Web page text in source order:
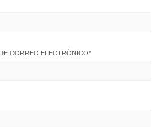
CORREO ELECTRÓNICO*